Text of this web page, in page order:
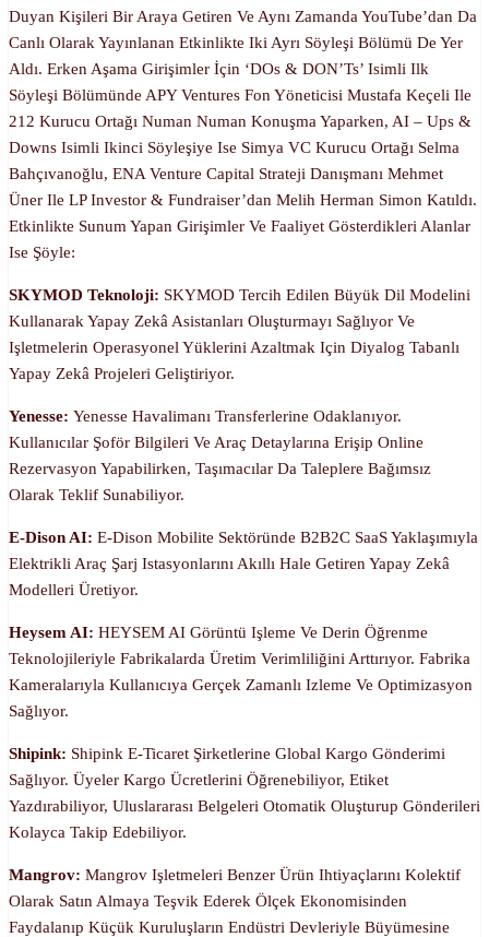
Duyan Kişileri Bir Araya Getiren Ve Aynı Zamanda YouTube’dan Da
Canlı Olarak Yayınlanan Etkinlikte Iki Ayrı Söyleşi Bölümü De Yer
Aldı. Erken Aşama Girişimler İçin ‘DOs & DON’Ts’ Isimli Ilk
Söyleşi Bölümünde APY Ventures Fon Yöneticisi Mustafa Keçeli Ile
212 Kurucu Ortağı Numan Numan Konuşma Yaparken, AI – Ups &
Downs Isimli Ikinci Söyleşiye Ise Simya VC Kurucu Ortağı Selma
Bahçıvanoğlu, ENA Venture Capital Strateji Danışmanı Mehmet
Üner Ile LP Investor & Fundraiser’dan Melih Herman Simon Katıldı.
Etkinlikte Sunum Yapan Girişimler Ve Faaliyet Gösterdikleri Alanlar
Ise Şöyle:
SKYMOD Teknoloji: SKYMOD Tercih Edilen Büyük Dil Modelini
Kullanarak Yapay Zekâ Asistanları Oluşturmayı Sağlıyor Ve
Işletmelerin Operasyonel Yüklerini Azaltmak Için Diyalog Tabanlı
Yapay Zekâ Projeleri Geliştiriyor.
Yenesse: Yenesse Havalimanı Transferlerine Odaklanıyor.
Kullanıcılar Şoför Bilgileri Ve Araç Detaylarına Erişip Online
Rezervasyon Yapabilirken, Taşımacılar Da Taleplere Bağımsız
Olarak Teklif Sunabiliyor.
E-Dison AI: E-Dison Mobilite Sektöründe B2B2C SaaS Yaklaşımıyla
Elektrikli Araç Şarj Istasyonlarını Akıllı Hale Getiren Yapay Zekâ
Modelleri Üretiyor.
Heysem AI: HEYSEM AI Görüntü Işleme Ve Derin Öğrenme
Teknolojileriyle Fabrikalarda Üretim Verimliliğini Arttırıyor. Fabrika
Kameralarıyla Kullanıcıya Gerçek Zamanlı Izleme Ve Optimizasyon
Sağlıyor.
Shipink: Shipink E-Ticaret Şirketlerine Global Kargo Gönderimi
Sağlıyor. Üyeler Kargo Ücretlerini Öğrenebiliyor, Etiket
Yazdırabiliyor, Uluslararası Belgeleri Otomatik Oluşturup Gönderileri
Kolayca Takip Edebiliyor.
Mangrov: Mangrov Işletmeleri Benzer Ürün Ihtiyaçlarını Kolektif
Olarak Satın Almaya Teşvik Ederek Ölçek Ekonomisinden
Faydalanıp Küçük Kuruluşların Endüstri Devleriyle Büyümesine